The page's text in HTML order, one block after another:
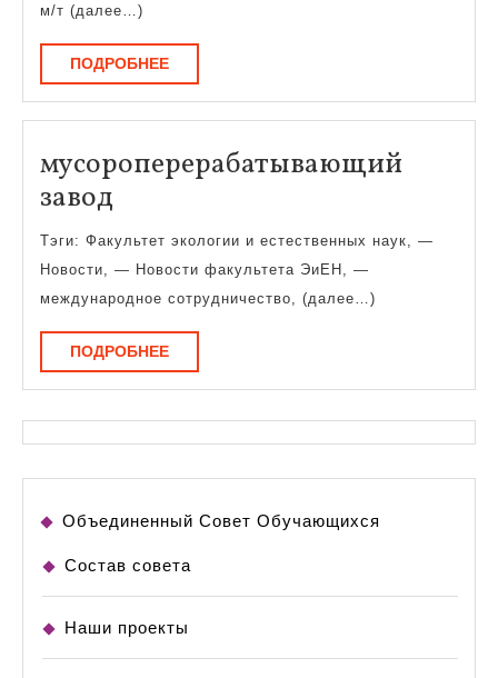
м/т (далее…)
ПОДРОБНЕЕПОДРОБНЕЕ
мусороперерабатывающий
завод
завод
Тэги: Факультет экологии и естественных наук, —
Новости, — Новости факультета ЭиЕН, —
международное сотрудничество, (далее…)
ПОДРОБНЕЕПОДРОБНЕЕ
Объединенный Совет Обучающихся
Состав совета
Наши проекты